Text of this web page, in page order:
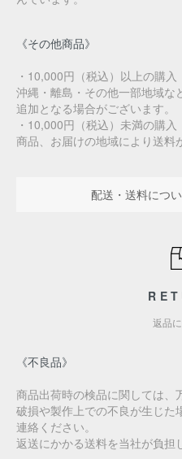
《その他商品》
・10,000円（税込）以上の購
沖縄・離島・その他一部地域な
追加となる場合がございます。
・10,000円（税込）未満の購入
商品、お届けの地域により送料
配送・送料につ
返品
《不良品》
商品出荷時の検品に関しては、
破損や製作上での不良が生じ
連絡ください。
返送にかかる送料を当社が負担